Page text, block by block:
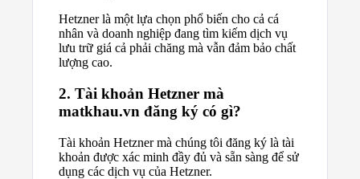
Hetzner là một lựa chọn phổ biến cho cả cá
nhân và doanh nghiệp đang tìm kiếm dịch vụ
lưu trữ giá cả phải chăng mà vẫn đảm bảo chất
lượng cao.
2. Tài khoản Hetzner mà
matkhau.vn đăng ký có gì?
Tài khoản Hetzner mà chúng tôi đăng ký là tài
khoản được xác minh đầy đủ và sẵn sàng để sử
dụng các dịch vụ của Hetzner.